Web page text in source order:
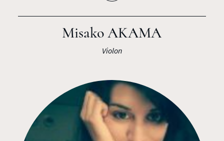
Misako AKAMA
Violon